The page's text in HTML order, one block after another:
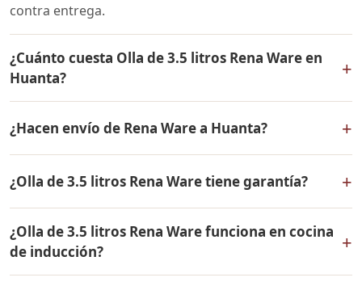
contra entrega.
¿Cuánto cuesta Olla de 3.5 litros Rena Ware en
Huanta?
+
todo el Perú. Contáctame por WhatsApp para conocer
el precio actual, promociones disponibles y facilidades
de pago en cuotas desde el 10% de inicial.
¿Hacen envío de Rena Ware a Huanta? +
a Huanta, Ayacucho y a todo el Perú. El pago es contra
entrega.
¿Olla de 3.5 litros Rena Ware tiene garantía? +
vida contra defectos de fabricación. Todos los
productos Rena Ware están fabricados en acero
inoxidable quirúrgico 18/10 de la más alta calidad.
¿Olla de 3.5 litros Rena Ware funciona en cocina
de inducción?
+